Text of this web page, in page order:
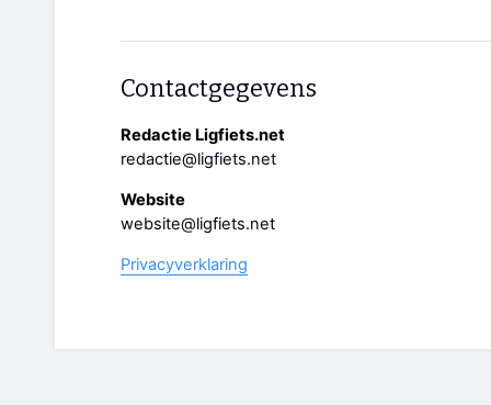
Contactgegevens
Redactie Ligfiets.net
redactie@ligfiets.net
Website
website@ligfiets.net
Privacyverklaring